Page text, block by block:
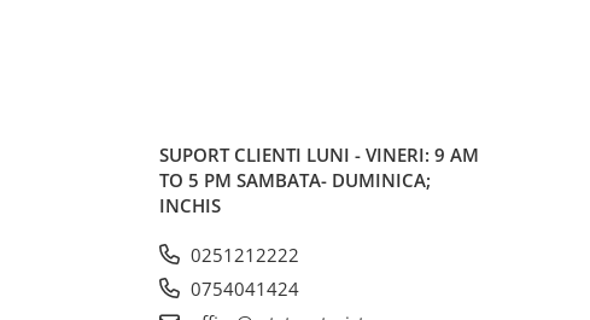
SUPORT CLIENTI LUNI - VINERI: 9 AM
TO 5 PM SAMBATA- DUMINICA;
INCHIS
0251212222
0754041424